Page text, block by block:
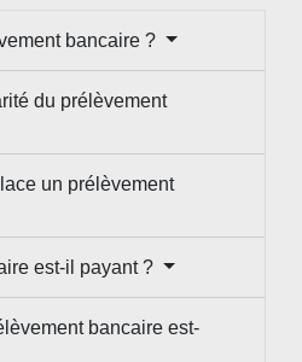
bancaire ?
du prélèvement
un prélèvement
est-il payant ?
bancaire est-